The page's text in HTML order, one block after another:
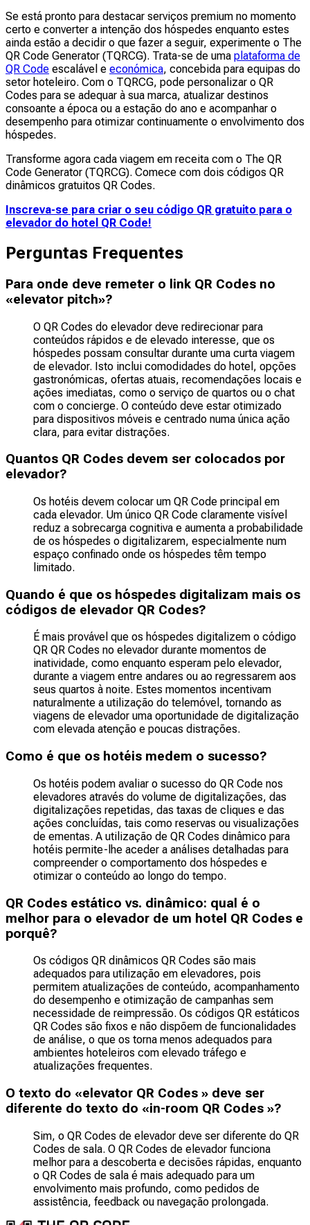
Se está pronto para destacar serviços premium no momento
certo e converter a intenção dos hóspedes enquanto estes
ainda estão a decidir o que fazer a seguir, experimente o The
QR Code Generator (TQRCG). Trata-se de uma plataforma de
QR Code escalável e económica, concebida para equipas do
setor hoteleiro. Com o TQRCG, pode personalizar o QR
Codes para se adequar à sua marca, atualizar destinos
consoante a época ou a estação do ano e acompanhar o
desempenho para otimizar continuamente o envolvimento dos
hóspedes.
Transforme agora cada viagem em receita com o The QR
Code Generator (TQRCG). Comece com dois códigos QR
dinâmicos gratuitos QR Codes.
Inscreva-se para criar o seu código QR gratuito para o
elevador do hotel QR Code!
Perguntas Frequentes
Para onde deve remeter o link QR Codes no
«elevator pitch»?
O QR Codes do elevador deve redirecionar para
conteúdos rápidos e de elevado interesse, que os
hóspedes possam consultar durante uma curta viagem
de elevador. Isto inclui comodidades do hotel, opções
gastronómicas, ofertas atuais, recomendações locais e
ações imediatas, como o serviço de quartos ou o chat
com o concierge. O conteúdo deve estar otimizado
para dispositivos móveis e centrado numa única ação
clara, para evitar distrações.
Quantos QR Codes devem ser colocados por
elevador?
Os hotéis devem colocar um QR Code principal em
cada elevador. Um único QR Code claramente visível
reduz a sobrecarga cognitiva e aumenta a probabilidade
de os hóspedes o digitalizarem, especialmente num
espaço confinado onde os hóspedes têm tempo
limitado.
Quando é que os hóspedes digitalizam mais os
códigos de elevador QR Codes?
É mais provável que os hóspedes digitalizem o código
QR QR Codes no elevador durante momentos de
inatividade, como enquanto esperam pelo elevador,
durante a viagem entre andares ou ao regressarem aos
seus quartos à noite. Estes momentos incentivam
naturalmente a utilização do telemóvel, tornando as
viagens de elevador uma oportunidade de digitalização
com elevada atenção e poucas distrações.
Como é que os hotéis medem o sucesso?
Os hotéis podem avaliar o sucesso do QR Code nos
elevadores através do volume de digitalizações, das
digitalizações repetidas, das taxas de cliques e das
ações concluídas, tais como reservas ou visualizações
de ementas. A utilização de QR Codes dinâmico para
hotéis permite-lhe aceder a análises detalhadas para
compreender o comportamento dos hóspedes e
otimizar o conteúdo ao longo do tempo.
QR Codes estático vs. dinâmico: qual é o
melhor para o elevador de um hotel QR Codes e
porquê?
Os códigos QR dinâmicos QR Codes são mais
adequados para utilização em elevadores, pois
permitem atualizações de conteúdo, acompanhamento
do desempenho e otimização de campanhas sem
necessidade de reimpressão. Os códigos QR estáticos
QR Codes são fixos e não dispõem de funcionalidades
de análise, o que os torna menos adequados para
ambientes hoteleiros com elevado tráfego e
atualizações frequentes.
O texto do «elevator QR Codes » deve ser
diferente do texto do «in-room QR Codes »?
Sim, o QR Codes de elevador deve ser diferente do QR
Codes de sala. O QR Codes de elevador funciona
melhor para a descoberta e decisões rápidas, enquanto
o QR Codes de sala é mais adequado para um
envolvimento mais profundo, como pedidos de
assistência, feedback ou navegação prolongada.